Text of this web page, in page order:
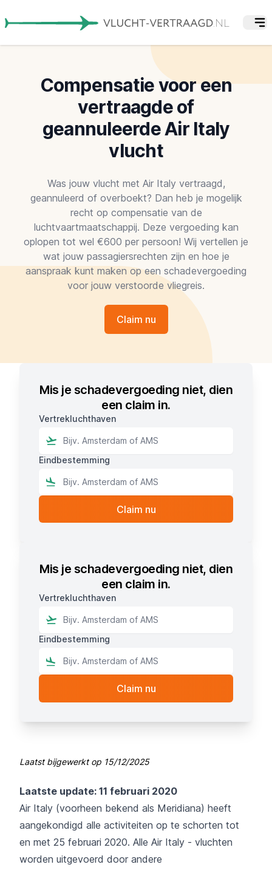
Compensatie voor een
vertraagde of
geannuleerde Air Italy
vlucht
Was jouw vlucht met Air Italy vertraagd,
geannuleerd of overboekt? Dan heb je mogelijk
recht op compensatie van de
luchtvaartmaatschappij. Deze vergoeding kan
oplopen tot wel €600 per persoon! Wij vertellen je
wat jouw passagiersrechten zijn en hoe je
aanspraak kunt maken op een schadevergoeding
voor jouw verstoorde vliegreis.
Claim nu
Mis je schadevergoeding niet, dien
een claim in.
Vertrekluchthaven
Eindbestemming
Mis je schadevergoeding niet, dien
een claim in.
Vertrekluchthaven
Eindbestemming
Laatst bijgewerkt op 15/12/2025
Laatste update: 11 februari 2020
Air Italy (voorheen bekend als Meridiana) heeft
aangekondigd alle activiteiten op te schorten tot
en met 25 februari 2020. Alle Air Italy - vluchten
worden uitgevoerd door andere